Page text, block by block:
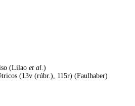
(Lilao et al.)
(13v (rúbr.), 115r) (Faulhaber)